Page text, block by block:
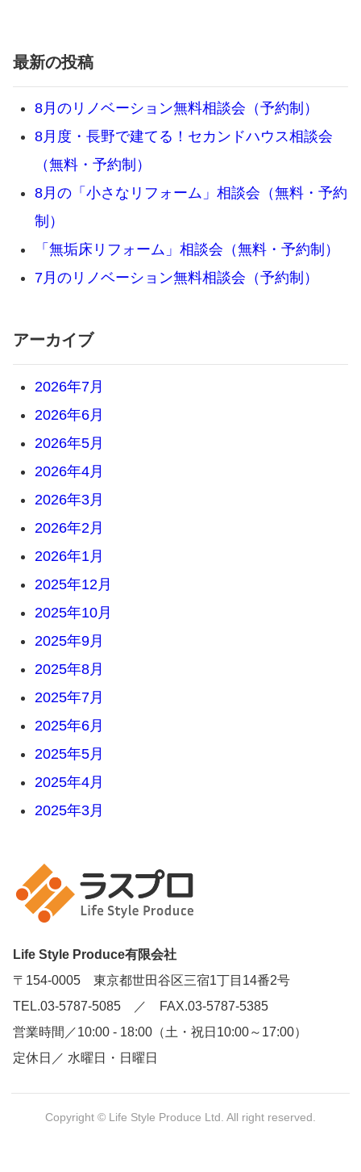
最新の投稿
8月のリノベーション無料相談会（予約制）
8月度・長野で建てる！セカンドハウス相談会
（無料・予約制）
8月の「小さなリフォーム」相談会（無料・予約
制）
「無垢床リフォーム」相談会（無料・予約制）
7月のリノベーション無料相談会（予約制）
アーカイブ
2026年7月
2026年6月
2026年5月
2026年4月
2026年3月
2026年2月
2026年1月
2025年12月
2025年10月
2025年9月
2025年8月
2025年7月
2025年6月
2025年5月
2025年4月
2025年3月
Life Style Produce有限会社
〒154-0005 東京都世田谷区三宿1丁目14番2号
TEL.03-5787-5085 ／ FAX.03-5787-5385
営業時間／10:00 - 18:00（土・祝日10:00～17:00）
定休日／ 水曜日・日曜日
Copyright © Life Style Produce Ltd. All right reserved.